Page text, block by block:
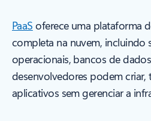
PaaS oferece uma plataforma
completa na nuvem, incluindo
operacionais, bancos de
desenvolvedores podem criar,
aplicativos sem gerenciar a